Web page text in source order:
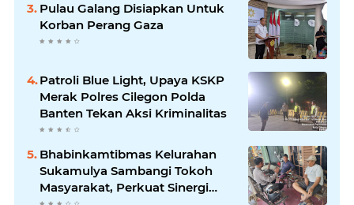
Pulau Galang Disiapkan Untuk
Korban Perang Gaza
Patroli Blue Light, Upaya KSKP
Merak Polres Cilegon Polda
Banten Tekan Aksi Kriminalitas
Bhabinkamtibmas Kelurahan
Sukamulya Sambangi Tokoh
Masyarakat, Perkuat Sinergi